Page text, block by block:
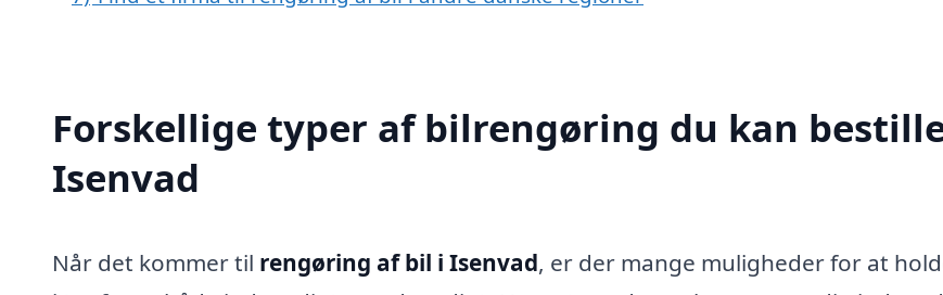
Forskellige typer af bilrengøring du kan
Isenvad
Når det kommer til rengøring af bil i Isenvad, er der mange muligheder for at